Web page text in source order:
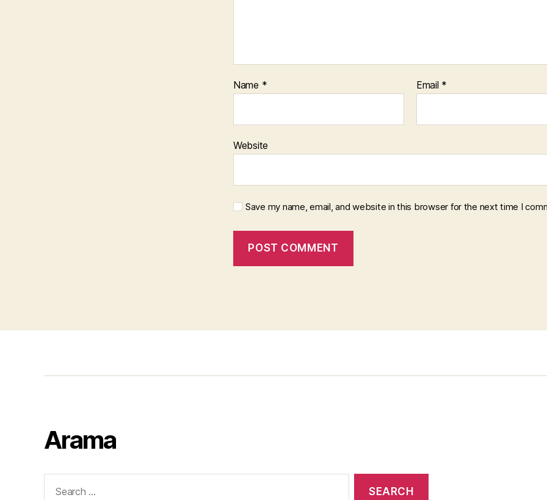
Name * Email *
Website
Save my name, email, and website in this browser for the next time I
Arama
for: